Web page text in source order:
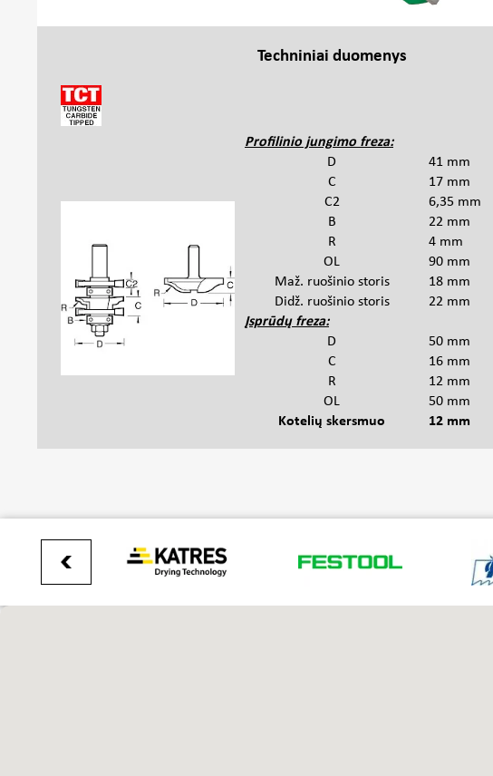
Techniniai duomenys
Profilinio jungimo freza:
D
41 mm
C
17 mm
C2
6,35 mm
B
22 mm
R
4 mm
OL
90 mm
Maž. ruošinio storis
18 mm
Didž. ruošinio storis
22 mm
Įsprūdų freza:
D
50 mm
C
16 mm
R
12 mm
OL
50 mm
Kotelių skersmuo
12 mm